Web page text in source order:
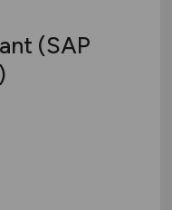
(SAP